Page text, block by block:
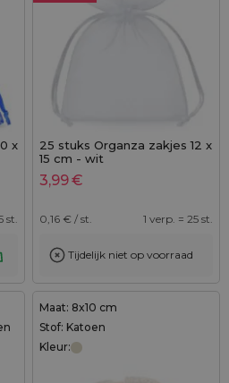
x
st.
25 stuks Organza zakjes 12 x
15 cm - wit
3,99€
0,16 € / st. 1 verp. = 25 st.
Tijdelijk niet op voorraad
Maat: 8x10 cm
Stof: Katoen
Kleur: